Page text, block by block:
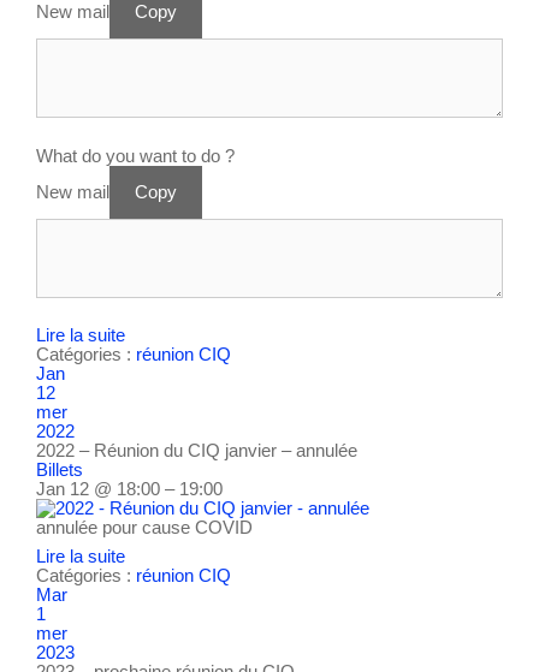
New mail
Copy
What do you want to do ?
New mail
Copy
Lire la suite
Catégories : réunion CIQ
Jan
12
mer
2022
2022 – Réunion du CIQ janvier – annulée
Billets
Jan 12 @ 18:00 – 19:00
annulée pour cause COVID
Lire la suite
Catégories : réunion CIQ
Mar
1
mer
2023